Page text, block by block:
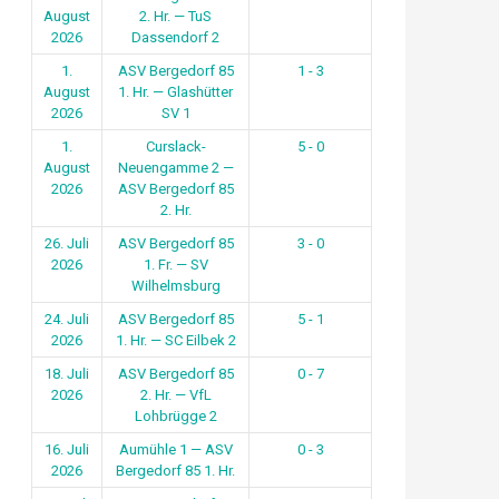
August
2026
2. Hr. — TuS
Dassendorf 2
1.
August
2026
ASV Bergedorf 85
1. Hr. — Glashütter
SV 1
1 - 3
1.
August
2026
Curslack-
Neuengamme 2 —
ASV Bergedorf 85
2. Hr.
5 - 0
26. Juli
2026
ASV Bergedorf 85
1. Fr. — SV
Wilhelmsburg
3 - 0
24. Juli
2026
ASV Bergedorf 85
1. Hr. — SC Eilbek 2
5 - 1
18. Juli
2026
ASV Bergedorf 85
2. Hr. — VfL
Lohbrügge 2
0 - 7
16. Juli
2026
Aumühle 1 — ASV
Bergedorf 85 1. Hr.
0 - 3